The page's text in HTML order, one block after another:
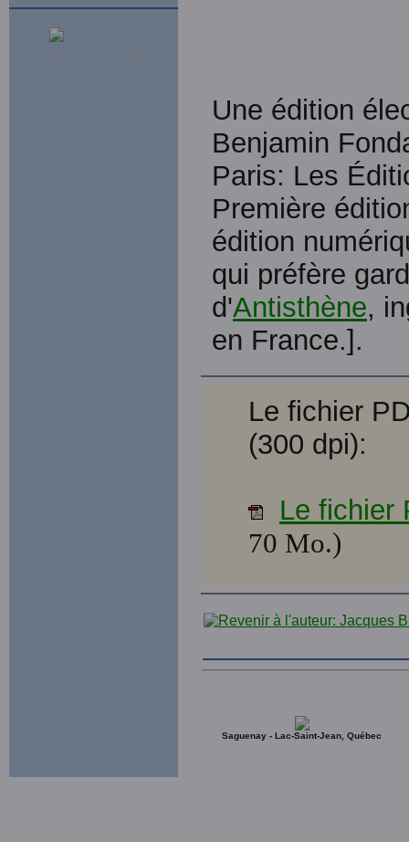
Une édition
Benjamin
Paris: Les
Première
édition
qui préfère
d'Antisthène,
en France.].
Le fichier
(300 dpi):
Le fichier
70 Mo.)
Saguenay - Lac-Saint-Jean, Québec